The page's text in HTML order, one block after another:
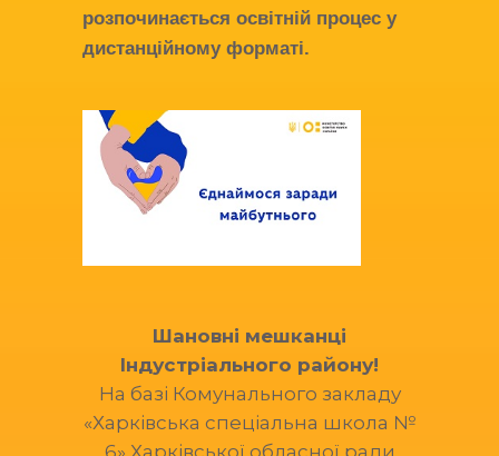
розпочинається освітній процес у
дистанційному форматі.
Шановні мешканці
Індустріального району!
На базі Комунального закладу
«Харківська спеціальна школа №
6» Харківської обласної ради